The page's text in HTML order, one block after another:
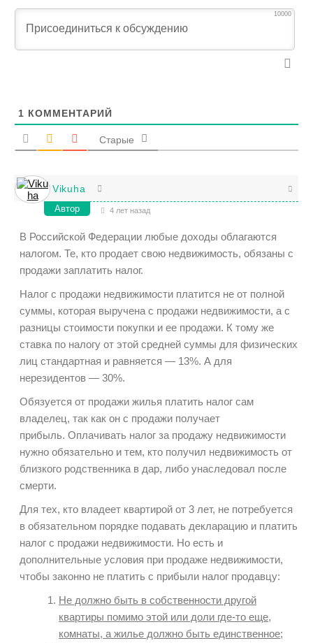
10000
1 КОММЕНТАРИЙ
Старые
Vikuha
Автор 4 лет назад
В Российской Федерации любые доходы облагаются
налогом. Те, кто продает свою недвижимость, обязаны с
продажи заплатить налог.
Налог с продажи недвижимости платится не от полной
суммы, которая выручена с продажи недвижимости, а с
разницы стоимости покупки и ее продажи. К тому же
ставка по налогу от этой средней суммы для физических
лиц стандартная и равняется — 13%. А для
нерезидентов — 30%.
Обязуется от продажи жилья платить налог сам
владелец, так как он с продажи получает
прибыль. Оплачивать налог за продажу недвижимости
нужно обязательно и тем, кто получил недвижимость от
близкого родственника в дар, либо унаследовал после
смерти.
Для тех, кто владеет квартирой от 3 лет, не потребуется
в обязательном порядке подавать декларацию и платить
налог с продажи недвижимости. Но есть и
дополнительные условия при продаже недвижимости,
чтобы законно не платить с прибыли налог продавцу:
Не должно быть в собственности другой
квартиры помимо этой или доли где-то еще,
комнаты, а жилье должно быть единственное;